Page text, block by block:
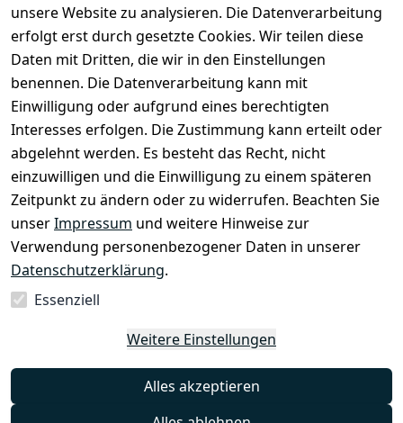
unsere Website zu analysieren. Die Datenverarbeitung
erfolgt erst durch gesetzte Cookies. Wir teilen diese
Daten mit Dritten, die wir in den Einstellungen
benennen. Die Datenverarbeitung kann mit
Einwilligung oder aufgrund eines berechtigten
Interesses erfolgen. Die Zustimmung kann erteilt oder
abgelehnt werden. Es besteht das Recht, nicht
einzuwilligen und die Einwilligung zu einem späteren
Zeitpunkt zu ändern oder zu widerrufen. Beachten Sie
unserImpressum und weitere Hinweise zur
Verwendung personenbezogener Daten in unserer
Datenschutzerklärung.
Essenziell
Weitere Einstellungen
Alles akzeptieren
Rechtliches
Impressum
Datenschutze
rklärung
Barrierefreihe
itserklärung
Widerrufsrec
ht
Services
Registrieren